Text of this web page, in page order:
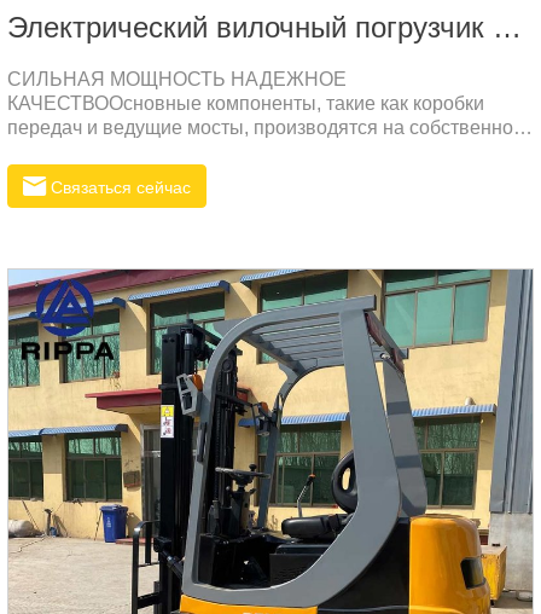
Электрический вилочный погрузчик 2,5 т
СИЛЬНАЯ МОЩНОСТЬ НАДЕЖНОЕ
КАЧЕСТВООсновные компоненты, такие как коробки
передач и ведущие мосты, производятся на собственном
уровнем отказов и надежным качеством.
Связаться сейчас